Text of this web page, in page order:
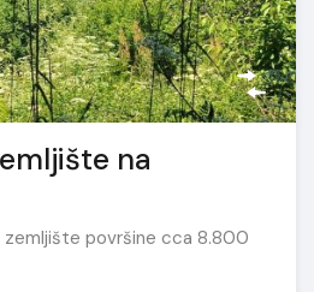
na
površine cca 8.800